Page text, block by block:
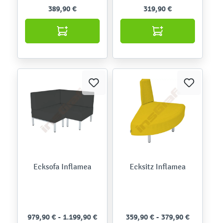
389,90 € 319,90 €
Ecksofa Inflamea
979,90 € - 1.199,90 €
Ecksitz Inflamea
359,90 € - 379,90 €